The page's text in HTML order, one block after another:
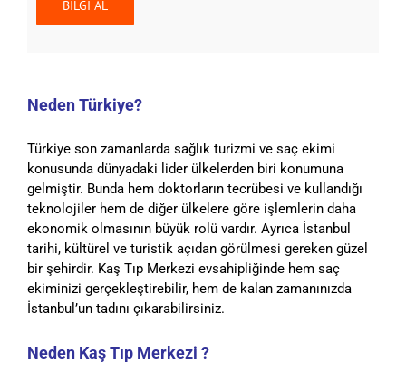
Neden Türkiye?
Türkiye son zamanlarda sağlık turizmi ve saç ekimi
konusunda dünyadaki lider ülkelerden biri konumuna
gelmiştir. Bunda hem doktorların tecrübesi ve kullandığı
teknolojiler hem de diğer ülkelere göre işlemlerin daha
ekonomik olmasının büyük rolü vardır. Ayrıca İstanbul
tarihi, kültürel ve turistik açıdan görülmesi gereken güzel
bir şehirdir. Kaş Tıp Merkezi evsahipliğinde hem saç
ekiminizi gerçekleştirebilir, hem de kalan zamanınızda
İstanbul’un tadını çıkarabilirsiniz.
Neden Kaş Tıp Merkezi ?